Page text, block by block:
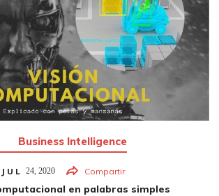
Business Intelligence
JUL 24, 2020 Compartir
en palabras simples